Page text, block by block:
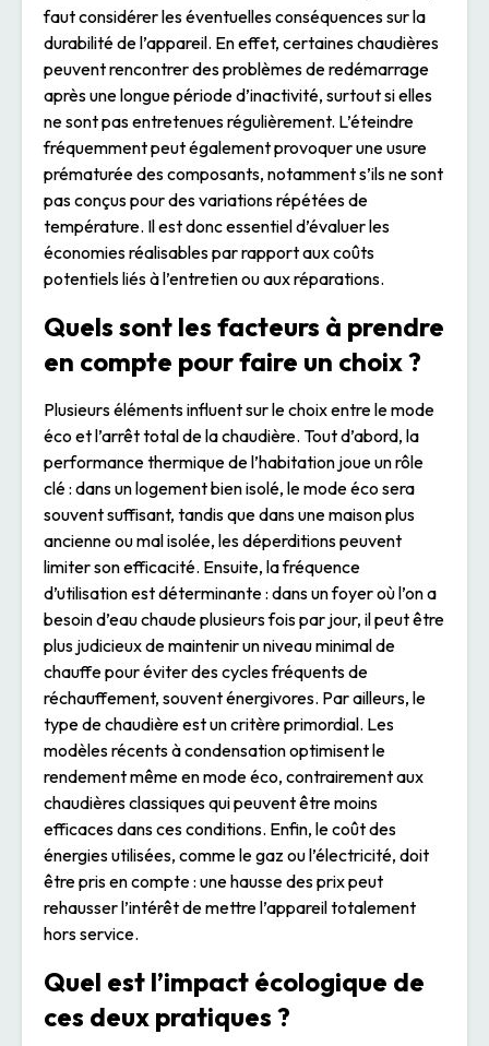
faut considérer les éventuelles conséquences sur la
durabilité de l’appareil. En effet, certaines chaudières
peuvent rencontrer des problèmes de redémarrage
après une longue période d’inactivité, surtout si elles
ne sont pas entretenues régulièrement. L’éteindre
fréquemment peut également provoquer une usure
prématurée des composants, notamment s’ils ne sont
pas conçus pour des variations répétées de
température. Il est donc essentiel d’évaluer les
économies réalisables par rapport aux coûts
potentiels liés à l’entretien ou aux réparations.
Quels sont les facteurs à prendre
en compte pour faire un choix ?
Plusieurs éléments influent sur le choix entre le mode
éco et l’arrêt total de la chaudière. Tout d’abord, la
performance thermique de l’habitation joue un rôle
clé : dans un logement bien isolé, le mode éco sera
souvent suffisant, tandis que dans une maison plus
ancienne ou mal isolée, les déperditions peuvent
limiter son efficacité. Ensuite, la fréquence
d’utilisation est déterminante : dans un foyer où l’on a
besoin d’eau chaude plusieurs fois par jour, il peut être
plus judicieux de maintenir un niveau minimal de
chauffe pour éviter des cycles fréquents de
réchauffement, souvent énergivores. Par ailleurs, le
type de chaudière est un critère primordial. Les
modèles récents à condensation optimisent le
rendement même en mode éco, contrairement aux
chaudières classiques qui peuvent être moins
efficaces dans ces conditions. Enfin, le coût des
énergies utilisées, comme le gaz ou l’électricité, doit
être pris en compte : une hausse des prix peut
rehausser l’intérêt de mettre l’appareil totalement
hors service.
Quel est l’impact écologique de
ces deux pratiques ?